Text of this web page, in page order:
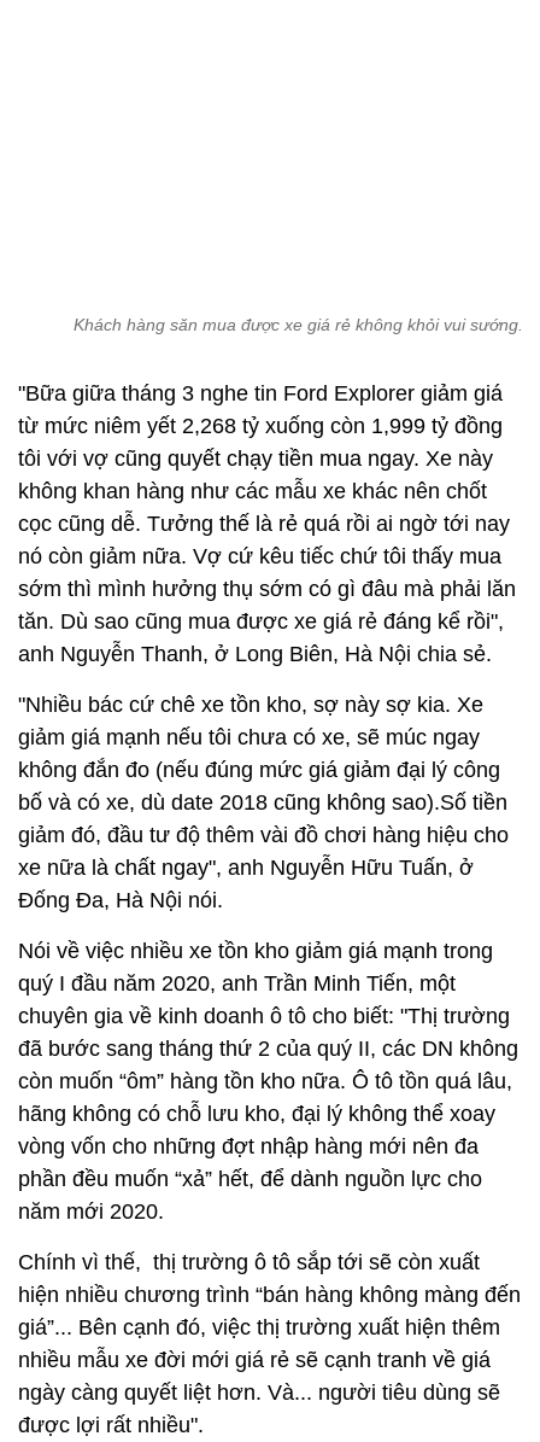
Khách hàng săn mua được xe giá rẻ không khỏi vui sướng.
"Bữa giữa tháng 3 nghe tin Ford Explorer giảm giá
từ mức niêm yết 2,268 tỷ xuống còn 1,999 tỷ đồng
tôi với vợ cũng quyết chạy tiền mua ngay. Xe này
không khan hàng như các mẫu xe khác nên chốt
cọc cũng dễ. Tưởng thế là rẻ quá rồi ai ngờ tới nay
nó còn giảm nữa. Vợ cứ kêu tiếc chứ tôi thấy mua
sớm thì mình hưởng thụ sớm có gì đâu mà phải lăn
tăn. Dù sao cũng mua được xe giá rẻ đáng kể rồi",
anh Nguyễn Thanh, ở Long Biên, Hà Nội chia sẻ.
"Nhiều bác cứ chê xe tồn kho, sợ này sợ kia. Xe
giảm giá mạnh nếu tôi chưa có xe, sẽ múc ngay
không đắn đo (nếu đúng mức giá giảm đại lý công
bố và có xe, dù date 2018 cũng không sao).Số tiền
giảm đó, đầu tư độ thêm vài đồ chơi hàng hiệu cho
xe nữa là chất ngay", anh Nguyễn Hữu Tuấn, ở
Đống Đa, Hà Nội nói.
Nói về việc nhiều xe tồn kho giảm giá mạnh trong
quý I đầu năm 2020, anh Trần Minh Tiến, một
chuyên gia về kinh doanh ô tô cho biết: "Thị trường
đã bước sang tháng thứ 2 của quý II, các DN không
còn muốn “ôm” hàng tồn kho nữa. Ô tô tồn quá lâu,
hãng không có chỗ lưu kho, đại lý không thể xoay
vòng vốn cho những đợt nhập hàng mới nên đa
phần đều muốn “xả” hết, để dành nguồn lực cho
năm mới 2020.
Chính vì thế, thị trường ô tô sắp tới sẽ còn xuất
hiện nhiều chương trình “bán hàng không màng đến
giá”... Bên cạnh đó, việc thị trường xuất hiện thêm
nhiều mẫu xe đời mới giá rẻ sẽ cạnh tranh về giá
ngày càng quyết liệt hơn. Và... người tiêu dùng sẽ
được lợi rất nhiều".